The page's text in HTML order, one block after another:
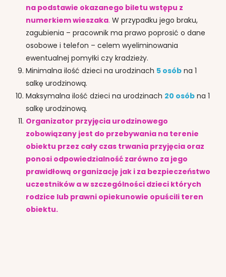
na podstawie okazanego biletu wstępu z
numerkiem wieszaka. W przypadku jego braku,
zagubienia – pracownik ma prawo poprosić o dane
osobowe i telefon – celem wyeliminowania
ewentualnej pomyłki czy kradzieży.
Minimalna ilość dzieci na urodzinach 5 osób na 1
salkę urodzinową.
Maksymalna ilość dzieci na urodzinach 20 osób na 1
salkę urodzinową.
Organizator przyjęcia urodzinowego
zobowiązany jest do przebywania na terenie
obiektu przez cały czas trwania przyjęcia oraz
ponosi odpowiedzialność zarówno za jego
prawidłową organizację jak i za bezpieczeństwo
uczestników a w szczególności dzieci których
rodzice lub prawni opiekunowie opuścili teren
obiektu.